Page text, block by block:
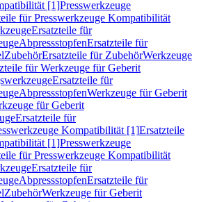
[1]Presswerkzeuge
für Presswerkzeuge Kompatibilität
Ersatzteile für
AbpressstopfenErsatzteile für
ZubehörErsatzteile für ZubehörWerkzeuge
für Werkzeuge für Geberit
Ersatzteile für
AbpressstopfenWerkzeuge für Geberit
für Geberit
Ersatzteile für
Kompatibilität [1]Ersatzteile
[1]Presswerkzeuge
für Presswerkzeuge Kompatibilität
Ersatzteile für
AbpressstopfenErsatzteile für
ZubehörWerkzeuge für Geberit